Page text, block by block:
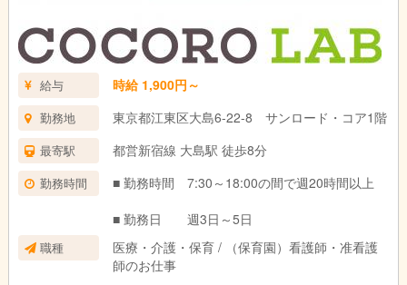
給与 時給 1,900円～
勤務地 東京都江東区大島6-22-8 サンロード・コア1階
最寄駅 都営新宿線 大島駅 徒歩8分
勤務時間
■ 勤務時間 7:30～18:00の間で週20時間以上
■ 勤務日 週3日～5日
職種
医療・介護・保育 / （保育園）看護師・准看護
師のお仕事